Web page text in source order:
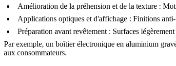
Amélioration de la préhension et de la texture :
Applications optiques et d'affichage : Finitions
Préparation avant revêtement : Surfaces
Par exemple, un boîtier électronique en aluminium
aux consommateurs.